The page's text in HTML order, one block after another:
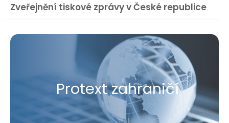
Zveřejnění tiskové zprávy v České republice
Protext zahraničí